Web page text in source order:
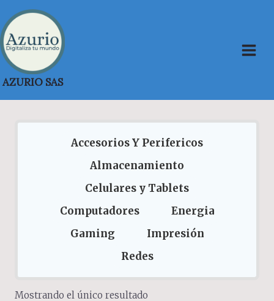
Saltar
al
contenido
AZURIO SAS
Accesorios Y Perifericos
Almacenamiento
Celulares y Tablets
Computadores
Energia
Gaming
Impresión
Redes
Mostrando el único resultado